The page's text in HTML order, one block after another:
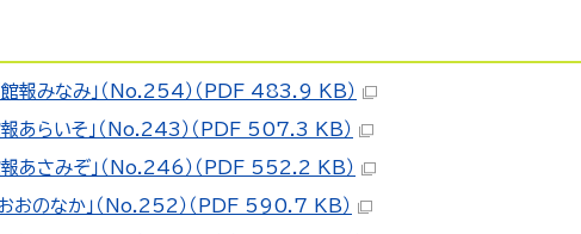
報みなみ」（No.254）（PDF 483.9 KB）
らいそ」（No.243）（PDF 507.3 KB）
あさみぞ」（No.246）（PDF 552.2 KB）
のなか」（No.252）（PDF 590.7 KB）